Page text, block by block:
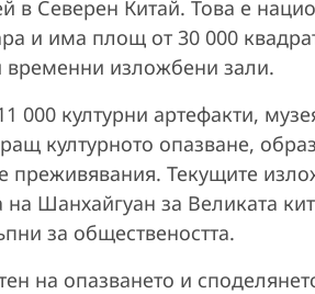
в Северен Китай. Това е
и има площ от 30 000
временни изложбени зали.
000 културни артефакти,
културното опазване,
преживявания. Текущите
на Шанхайгуан за Великата
за обществеността.
на опазването и